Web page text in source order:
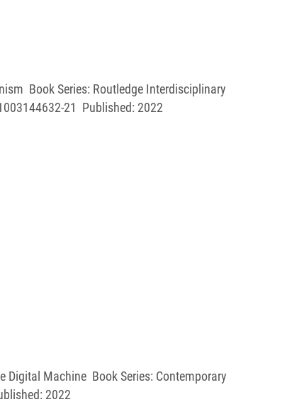
Book Series: Routledge Interdisciplinary
21 Published: 2022
Digital Machine Book Series: Contemporary
2022